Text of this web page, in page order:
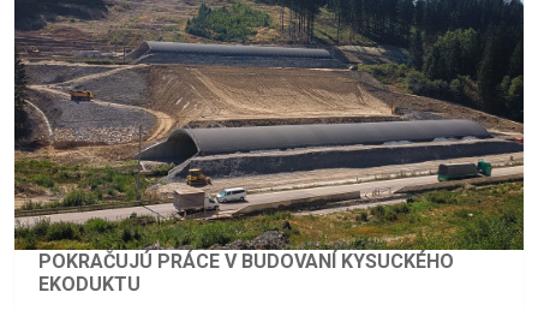
POKRAČUJÚ PRÁCE V BUDOVANÍ KYSUCKÉHO
EKODUKTU